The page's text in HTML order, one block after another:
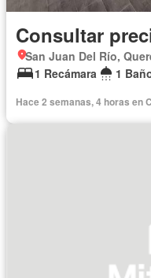
Consultar
San Juan Del Río,
1 Recámara
1
Hace 2 semanas, 4 horas en